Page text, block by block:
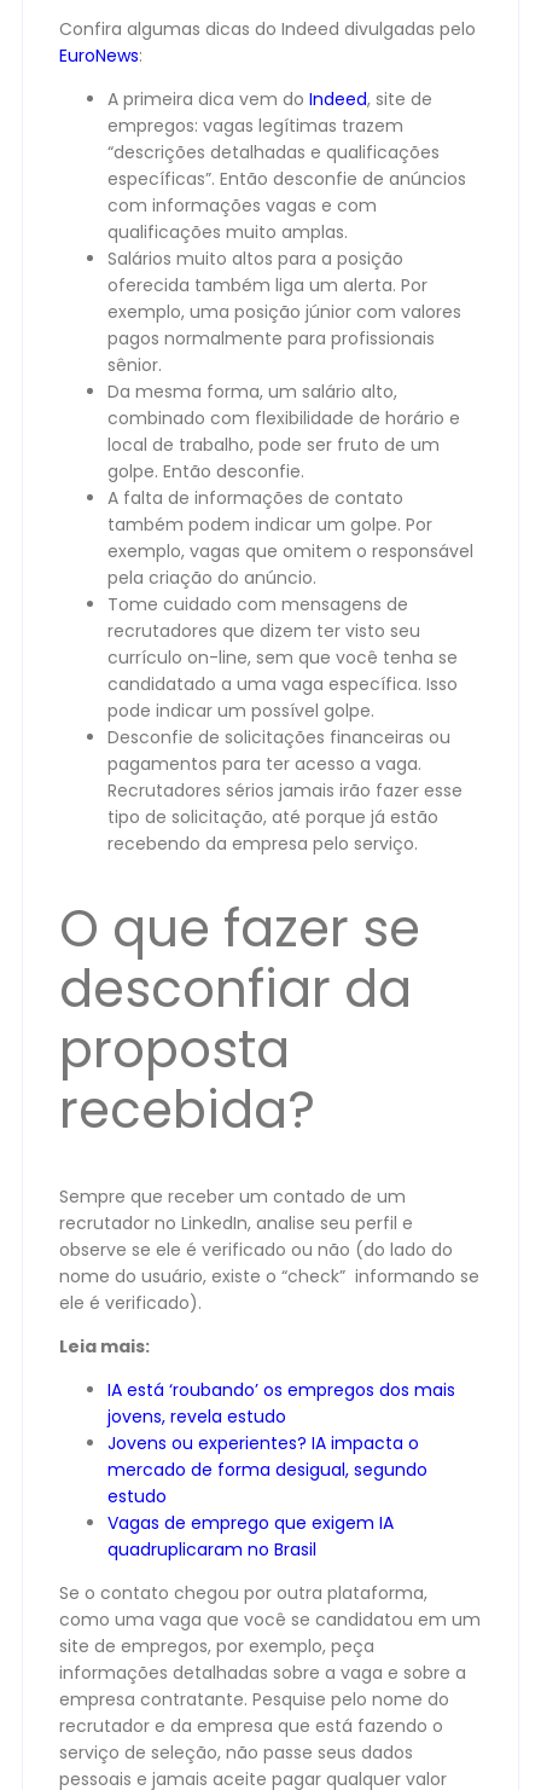
Confira algumas dicas do Indeed divulgadas pelo
EuroNews:
A primeira dica vem do Indeed, site de
empregos: vagas legítimas trazem
“descrições detalhadas e qualificações
específicas”. Então desconfie de anúncios
com informações vagas e com
qualificações muito amplas.
Salários muito altos para a posição
oferecida também liga um alerta. Por
exemplo, uma posição júnior com valores
pagos normalmente para profissionais
sênior.
Da mesma forma, um salário alto,
combinado com flexibilidade de horário e
local de trabalho, pode ser fruto de um
golpe. Então desconfie.
A falta de informações de contato
também podem indicar um golpe. Por
exemplo, vagas que omitem o responsável
pela criação do anúncio.
Tome cuidado com mensagens de
recrutadores que dizem ter visto seu
currículo on-line, sem que você tenha se
candidatado a uma vaga específica. Isso
pode indicar um possível golpe.
Desconfie de solicitações financeiras ou
pagamentos para ter acesso a vaga.
Recrutadores sérios jamais irão fazer esse
tipo de solicitação, até porque já estão
recebendo da empresa pelo serviço.
O que fazer se
desconfiar da
proposta
recebida?
Sempre que receber um contado de um
recrutador no LinkedIn, analise seu perfil e
observe se ele é verificado ou não (do lado do
nome do usuário, existe o “check” informando se
ele é verificado).
Leia mais:
IA está ‘roubando’ os empregos dos mais
jovens, revela estudo
Jovens ou experientes? IA impacta o
mercado de forma desigual, segundo
estudo
Vagas de emprego que exigem IA
quadruplicaram no Brasil
Se o contato chegou por outra plataforma,
como uma vaga que você se candidatou em um
site de empregos, por exemplo, peça
informações detalhadas sobre a vaga e sobre a
empresa contratante. Pesquise pelo nome do
recrutador e da empresa que está fazendo o
serviço de seleção, não passe seus dados
pessoais e jamais aceite pagar qualquer valor